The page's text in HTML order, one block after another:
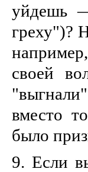
уйдешь
греху")?
своей
вместо
было
9. Если